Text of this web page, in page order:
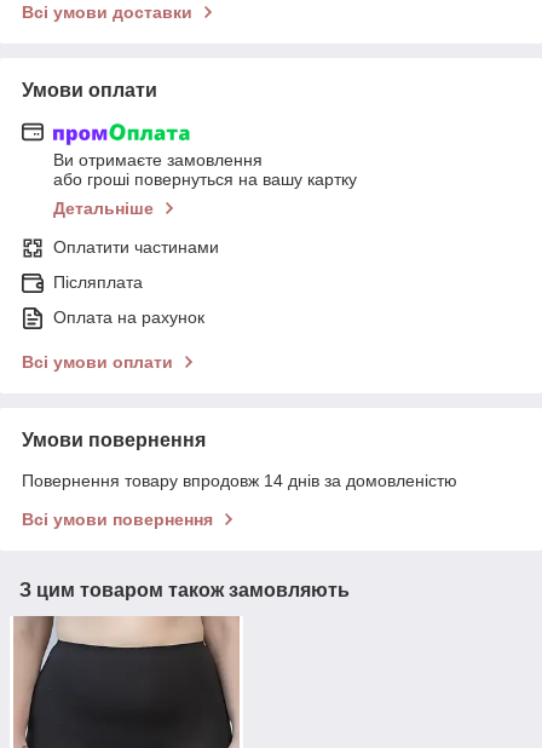
Всі умови доставки
Умови оплати
Ви отримаєте замовлення
або гроші повернуться на вашу картку
Детальніше
Оплатити частинами
Післяплата
Оплата на рахунок
Всі умови оплати
Умови повернення
Повернення товару впродовж 14 днів за домовленістю
Всі умови повернення
З цим товаром також замовляють